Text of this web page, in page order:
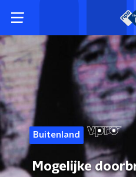
Buitenland
Mogelijke